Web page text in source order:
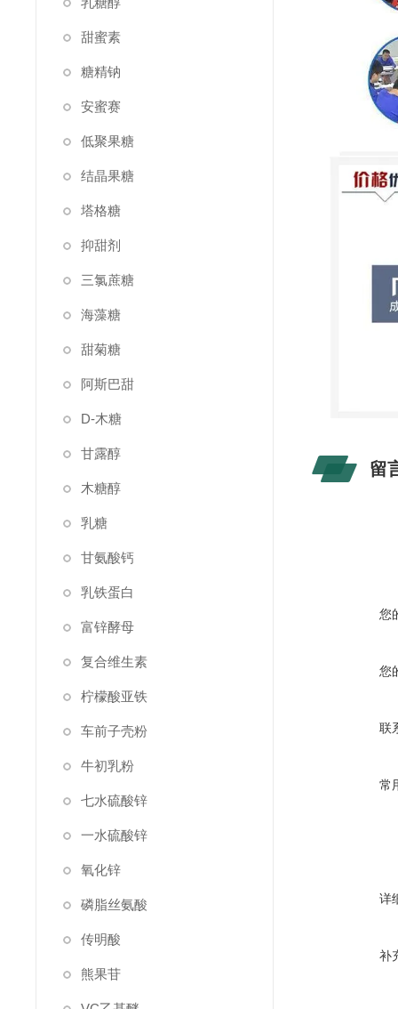
甜蜜素
糖精钠
安蜜赛
低聚果糖
结晶果糖
塔格糖
抑甜剂
三氯蔗糖
海藻糖
甜菊糖
阿斯巴甜
D-木糖
甘露醇
木糖醇
乳糖
甘氨酸钙
乳铁蛋白
富锌酵母
复合维生素
柠檬酸亚铁
车前子壳粉
牛初乳粉
七水硫酸锌
一水硫酸锌
氧化锌
磷脂丝氨酸
传明酸
熊果苷
留
您
您
联
常
详
补